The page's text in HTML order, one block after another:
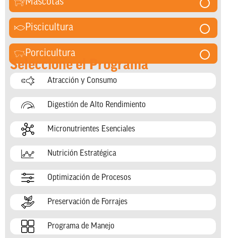
Mascotas
Piscicultura
Porcicultura
Seleccione el Programa
Atracción y Consumo
Digestión de Alto Rendimiento
Micronutrientes Esenciales
Nutrición Estratégica
Optimización de Procesos
Preservación de Forrajes
Programa de Manejo